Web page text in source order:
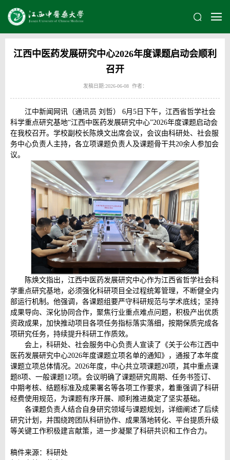
江西中医药发展研究中心2026年度课题启动会顺利
召开
发稿日期:2026-06-08 作者：
江中新闻网讯（通讯员 刘哲） 6月5日下午，江西省哲学社会
科学重点研究基地“江西中医药发展研究中心”2026年度课题启动会
在我校召开。学校副校长陈焕文出席会议，会议由科研处、社会服
务中心负责人主持，各立项课题负责人及课题骨干共20余人参加会
议。
陈焕文指出，江西中医药发展研究中心作为江西省哲学社会科
学重点研究基地，必须强化科研项目全过程统筹管理，不断健全内
部运行机制。他强调，各课题组要严守科研规范与学术底线；坚持
成果导向、深化协同合作，聚焦行业重点难点问题，积极产出优质
资政成果，加快推动项目各项任务指标落实落细，按期保质完成各
项研究任务，持续提升科研工作质效。
会上，科研处、社会服务中心负责人宣读了《关于公布江西中
医药发展研究中心2026年度课题立项名单的通知》，通报了本年度
课题立项总体情况。2026年度，中心共立项课题20项，其中重点课
题8项、一般课题12项。会议明确了课题研究周期、任务书签订、
中期考核、结题标准及成果署名等各项工作要求，着重强调了科研
经费使用规范，为课题有序开展、顺利推进奠定了坚实基础。
各课题负责人结合自身研究领域与课题规划，详细阐述了后续
研究计划，并围绕跨团队科研协作、成果落地转化、平台提质升级
等关键工作积极建言献策，进一步凝聚了科研共识和工作合力。
稿件来源：科研处